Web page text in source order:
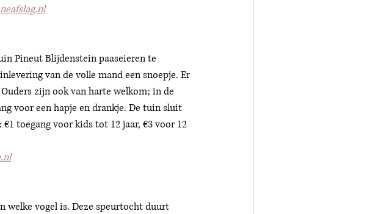
Pineut Blijdenstein paaseieren te
van de volle mand een snoepje. Er
zijn ook van harte welkom; in de
voor een hapje en drankje. De tuin sluit
toegang voor kids tot 12 jaar, €3 voor 12
welke vogel is. Deze speurtocht duurt